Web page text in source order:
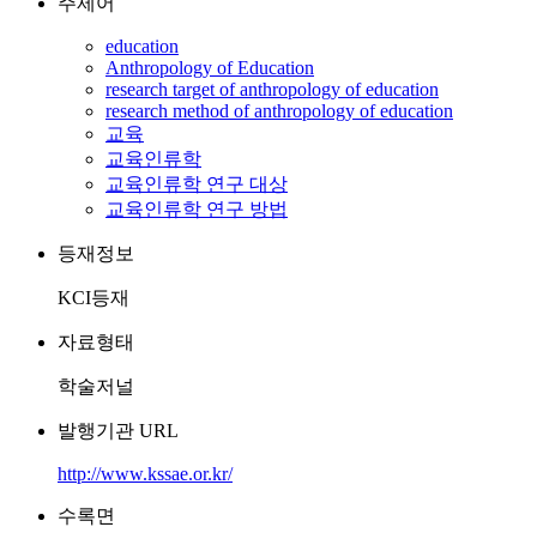
education
Anthropology of Education
research target of anthropology of education
research method of anthropology of education
교육
교육인류학
교육인류학 연구 대상
교육인류학 연구 방법
등재정보
KCI등재
자료형태
학술저널
발행기관 URL
http://www.kssae.or.kr/
수록면